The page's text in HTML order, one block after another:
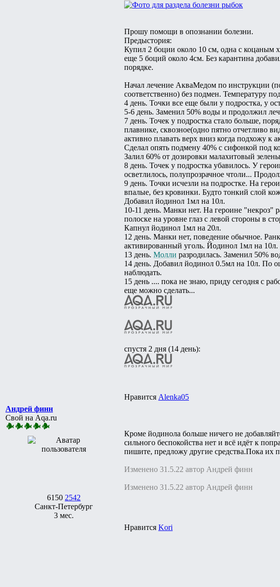
Прошу помощи в опознании болезни.
Предыстория:
Купил 2 боции около 10 см, одна с коцаным
еще 5 боций около 4см. Без карантина
порядке.
Начал лечение АкваМедом по инструкции
соответственно) без подмен. Температуру
4 день. Точки все еще были у подростка, у
5-6 день. Заменил 50% воды и продолжил
7 день. Точек у подростка стало больше,
плавнике, сквозное(одно пятно отчетливо
активно плавать верх вниз когда подхожу к
Сделал опять подмену 40% с сифонкой под
Залил 60% от дозировки малахитовый
8 день. Точек у подростка убавилось. У
осветлилось, полупрозрачное чтоли...
9 день. Точки исчезли на подростке. На
впалые, без кровинки. Будто тонкий слой
Добавил йодинол 1мл на 10л.
10-11 день. Манки нет. На героине "некроз"
полоске на уровне глаз с левой стороны в
Капнул йодинол 1мл на 20л.
12 день. Манки нет, поведение обычное.
активированный уголь. Йодинол 1мл на 10л.
13 день. Молли разродилась. Заменил 50%
14 день. Добавил йодинол 0.5мл на 10л. По
наблюдать.
15 день .... пока не знаю, приду сегодня с
еще можно сделать...
спустя 2 дня (14 день):
Нравится Alenka05
Андрей финн
Свой на Aqa.ru
6150 2542
Санкт-Петербург
3 мес.
Кроме йодинола больше ничего не
сильного беспокойства нет и всё идёт к
пишите, предложу другие средства.Пока их
Изменено 31.5.22 автор Андрей финн
Изменено 31.5.22 автор Андрей финн
Нравится Kori